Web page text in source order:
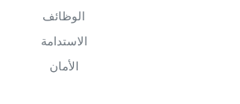
الوظائف
الاستدامة
الأمان